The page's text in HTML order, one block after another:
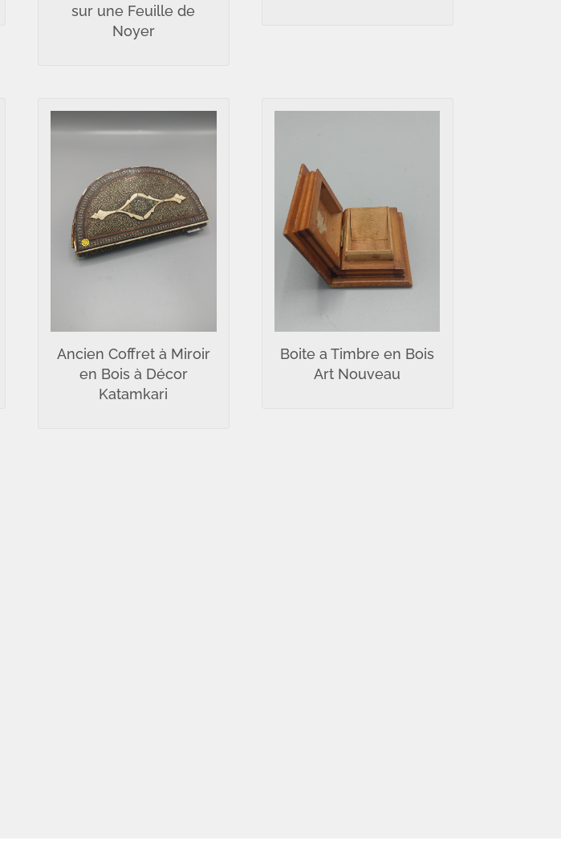
sur une Feuille de
Noyer
Ancien Coffret à Miroir
en Bois à Décor
Katamkari
Boite a Timbre en Bois
Art Nouveau